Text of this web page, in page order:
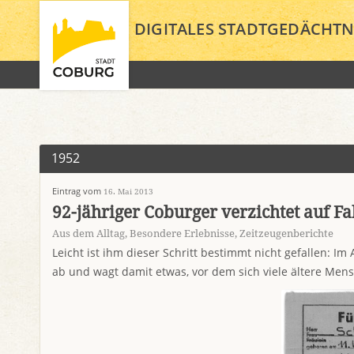
DIGITALES
1952
Eintrag vom 16. Mai 2013
92-jähriger Coburger verzichtet auf
Aus dem Alltag, Besondere Erlebnisse, Zeitzeugenberichte
Leicht ist ihm dieser Schritt bestimmt nicht gefallen:
ab und wagt damit etwas, vor dem sich viele ältere